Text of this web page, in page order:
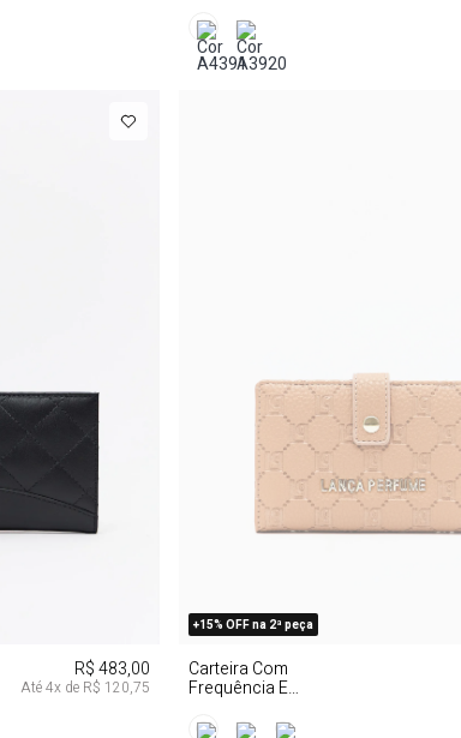
R$ 483,00
Até4x de R$ 120,75
+15% OFF na 2ª peça
Carteira Com
Frequência E